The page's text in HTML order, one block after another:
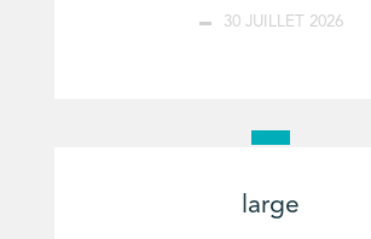
30 JUILLET 2026
large